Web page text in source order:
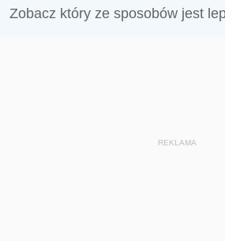
Zobacz który ze sposobów jest
REKLAMA